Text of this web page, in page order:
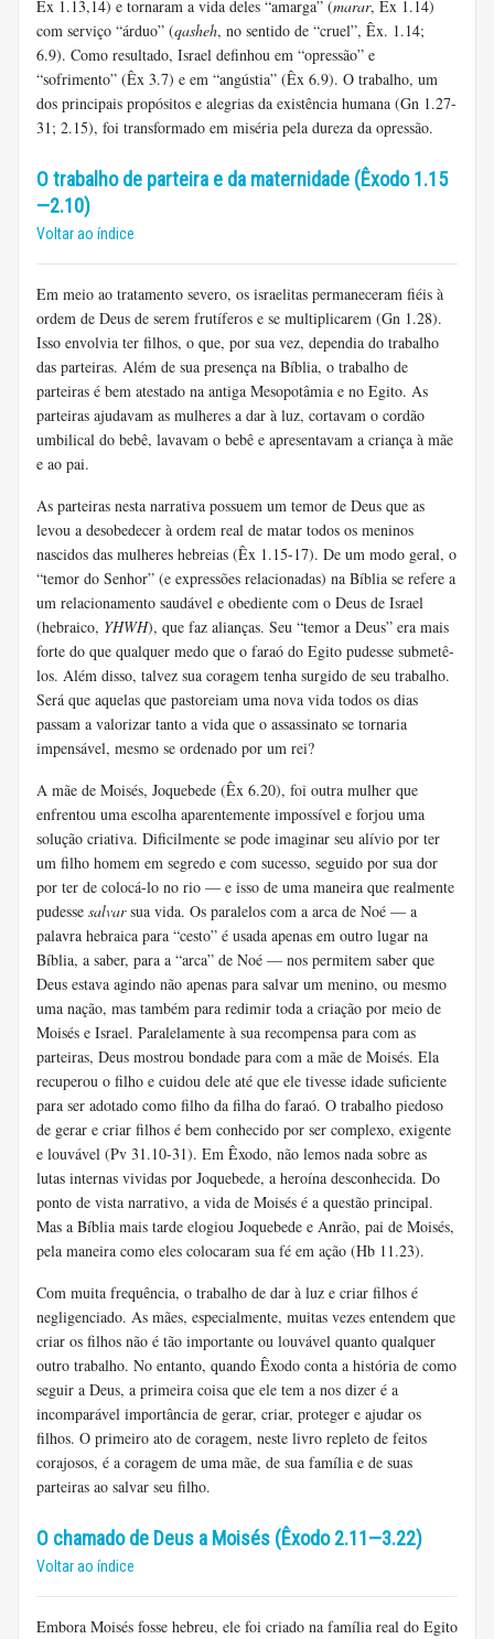
Êx 1.13,14) e tornaram a vida deles “amarga” (marar, Êx 1.14)
com serviço “árduo” (qasheh, no sentido de “cruel”, Êx. 1.14;
6.9). Como resultado, Israel definhou em “opressão” e
“sofrimento” (Êx 3.7) e em “angústia” (Êx 6.9). O trabalho, um
dos principais propósitos e alegrias da existência humana (Gn 1.27-
31; 2.15), foi transformado em miséria pela dureza da opressão.
O trabalho de parteira e da maternidade (Êxodo 1.15
—2.10)
Voltar ao índice
Em meio ao tratamento severo, os israelitas permaneceram fiéis à
ordem de Deus de serem frutíferos e se multiplicarem (Gn 1.28).
Isso envolvia ter filhos, o que, por sua vez, dependia do trabalho
das parteiras. Além de sua presença na Bíblia, o trabalho de
parteiras é bem atestado na antiga Mesopotâmia e no Egito. As
parteiras ajudavam as mulheres a dar à luz, cortavam o cordão
umbilical do bebê, lavavam o bebê e apresentavam a criança à mãe
e ao pai.
As parteiras nesta narrativa possuem um temor de Deus que as
levou a desobedecer à ordem real de matar todos os meninos
nascidos das mulheres hebreias (Êx 1.15-17). De um modo geral, o
“temor do Senhor” (e expressões relacionadas) na Bíblia se refere a
um relacionamento saudável e obediente com o Deus de Israel
(hebraico, YHWH), que faz alianças. Seu “temor a Deus” era mais
forte do que qualquer medo que o faraó do Egito pudesse submetê-
los. Além disso, talvez sua coragem tenha surgido de seu trabalho.
Será que aquelas que pastoreiam uma nova vida todos os dias
passam a valorizar tanto a vida que o assassinato se tornaria
impensável, mesmo se ordenado por um rei?
A mãe de Moisés, Joquebede (Êx 6.20), foi outra mulher que
enfrentou uma escolha aparentemente impossível e forjou uma
solução criativa. Dificilmente se pode imaginar seu alívio por ter
um filho homem em segredo e com sucesso, seguido por sua dor
por ter de colocá-lo no rio — e isso de uma maneira que realmente
pudesse salvarsua vida. Os paralelos com a arca de Noé — a
palavra hebraica para “cesto” é usada apenas em outro lugar na
Bíblia, a saber, para a “arca” de Noé — nos permitem saber que
Deus estava agindo não apenas para salvar um menino, ou mesmo
uma nação, mas também para redimir toda a criação por meio de
Moisés e Israel. Paralelamente à sua recompensa para com as
parteiras, Deus mostrou bondade para com a mãe de Moisés. Ela
recuperou o filho e cuidou dele até que ele tivesse idade suficiente
para ser adotado como filho da filha do faraó. O trabalho piedoso
de gerar e criar filhos é bem conhecido por ser complexo, exigente
e louvável (Pv 31.10-31). Em Êxodo, não lemos nada sobre as
lutas internas vividas por Joquebede, a heroína desconhecida. Do
ponto de vista narrativo, a vida de Moisés é a questão principal.
Mas a Bíblia mais tarde elogiou Joquebede e Anrão, pai de Moisés,
pela maneira como eles colocaram sua fé em ação (Hb 11.23).
Com muita frequência, o trabalho de dar à luz e criar filhos é
negligenciado. As mães, especialmente, muitas vezes entendem que
criar os filhos não é tão importante ou louvável quanto qualquer
outro trabalho. No entanto, quando Êxodo conta a história de como
seguir a Deus, a primeira coisa que ele tem a nos dizer é a
incomparável importância de gerar, criar, proteger e ajudar os
filhos. O primeiro ato de coragem, neste livro repleto de feitos
corajosos, é a coragem de uma mãe, de sua família e de suas
parteiras ao salvar seu filho.
O chamado de Deus a Moisés (Êxodo 2.11—3.22)
Voltar ao índice
Embora Moisés fosse hebreu, ele foi criado na família real do Egito